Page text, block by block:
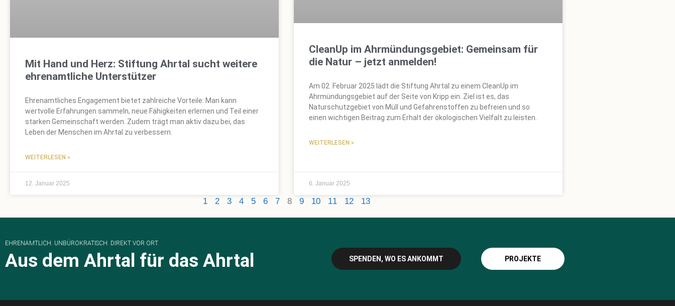
Mit Hand und Herz: Stiftung Ahrtal sucht weitere
ehrenamtliche Unterstützer
Ehrenamtliches Engagement bietet zahlreiche Vorteile: Man kann
wertvolle Erfahrungen sammeln, neue Fähigkeiten erlernen und Teil einer
starken Gemeinschaft werden. Zudem trägt man aktiv dazu bei, das
Leben der Menschen im Ahrtal zu verbessern.
WEITERLESEN »
12. Januar 2025
CleanUp im Ahrmündungsgebiet: Gemeinsam für
die Natur – jetzt anmelden!
Am 02. Februar 2025 lädt die Stiftung Ahrtal zu einem CleanUp im
Ahrmündungsgebiet auf der Seite von Kripp ein. Ziel ist es, das
Naturschutzgebiet von Müll und Gefahrenstoffen zu befreien und so
einen wichtigen Beitrag zum Erhalt der ökologischen Vielfalt zu leisten.
WEITERLESEN »
6. Januar 2025
1 2 3 4 5 6 7 8 9 10 11 12 13
EHRENAMTLICH. UNBÜROKRATISCH. DIREKT VOR ORT.
Aus dem Ahrtal für das Ahrtal SPENDEN, WO ES ANKOMMT PROJEKTE